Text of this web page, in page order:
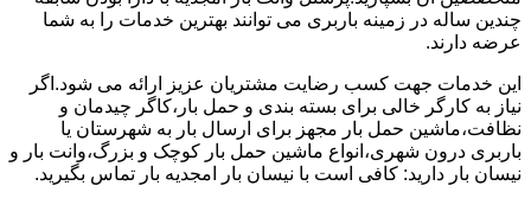
چندین ساله در زمینه باربری می توانند بهترین خدمات را به شما
عرضه دارند.
این خدمات جهت کسب رضایت مشتریان عزیز ارائه می شود.اگر
نیاز به کارگر خالی برای بسته بندی و حمل بار،کاگر چیدمان و
نظافت،ماشین حمل بار مجهز برای ارسال بار به شهرستان یا
باربری درون شهری،انواع ماشین حمل بار کوچک و بزرگ،وانت بار و
نیسان بار دارید: کافی است با نیسان بار امجدیه بار تماس بگیرید.